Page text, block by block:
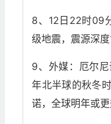
8、12日22时09
级地震，震源深度
9、外媒：厄尔
年北半球的秋冬
诺，全球明年或更